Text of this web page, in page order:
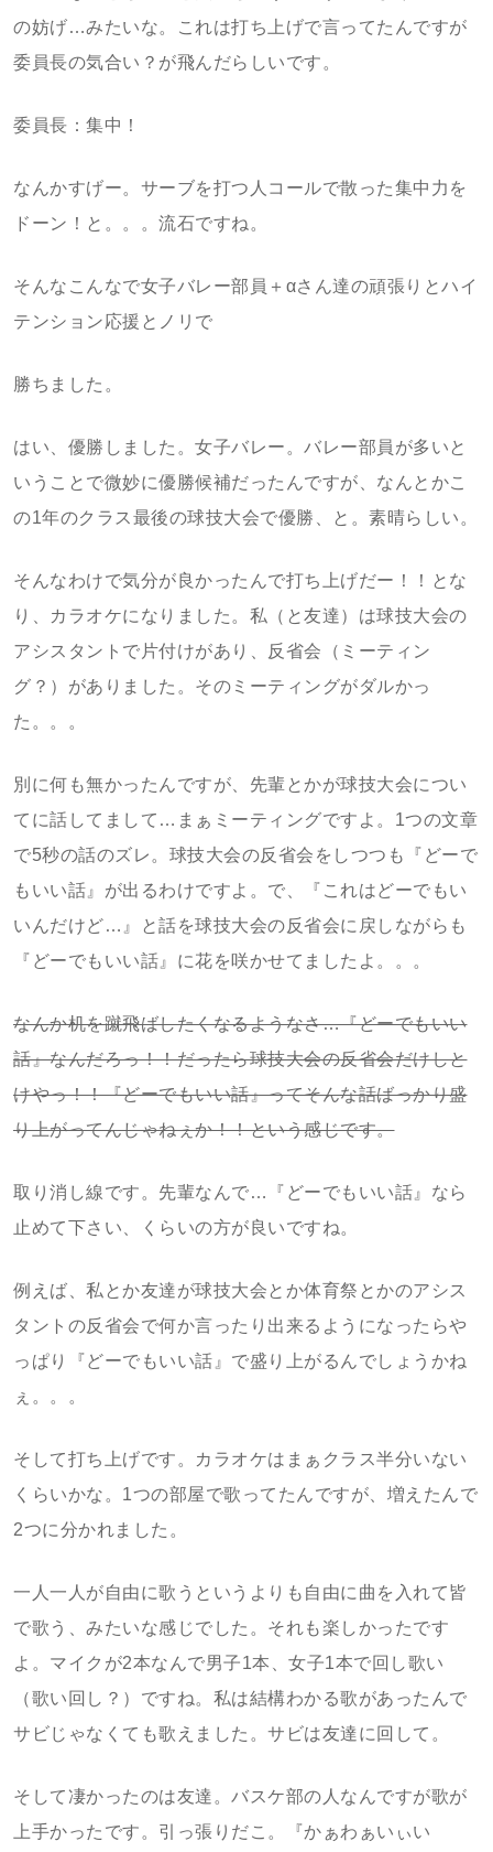
の妨げ…みたいな。これは打ち上げで言ってたんですが
委員長の気合い？が飛んだらしいです。
委員長：集中！
なんかすげー。サーブを打つ人コールで散った集中力を
ドーン！と。。。流石ですね。
そんなこんなで女子バレー部員＋αさん達の頑張りとハイ
テンション応援とノリで
勝ちました。
はい、優勝しました。女子バレー。バレー部員が多いと
いうことで微妙に優勝候補だったんですが、なんとかこ
の1年のクラス最後の球技大会で優勝、と。素晴らしい。
そんなわけで気分が良かったんで打ち上げだー！！とな
り、カラオケになりました。私（と友達）は球技大会の
アシスタントで片付けがあり、反省会（ミーティン
グ？）がありました。そのミーティングがダルかっ
た。。。
別に何も無かったんですが、先輩とかが球技大会につい
てに話してまして…まぁミーティングですよ。1つの文章
で5秒の話のズレ。球技大会の反省会をしつつも『どーで
もいい話』が出るわけですよ。で、『これはどーでもい
いんだけど…』と話を球技大会の反省会に戻しながらも
『どーでもいい話』に花を咲かせてましたよ。。。
なんか机を蹴飛ばしたくなるようなさ…『どーでもいい
話』なんだろっ！！だったら球技大会の反省会だけしと
けやっ！！『どーでもいい話』ってそんな話ばっかり盛
り上がってんじゃねぇか！！という感じです。
取り消し線です。先輩なんで…『どーでもいい話』なら
止めて下さい、くらいの方が良いですね。
例えば、私とか友達が球技大会とか体育祭とかのアシス
タントの反省会で何か言ったり出来るようになったらや
っぱり『どーでもいい話』で盛り上がるんでしょうかね
ぇ。。。
そして打ち上げです。カラオケはまぁクラス半分いない
くらいかな。1つの部屋で歌ってたんですが、増えたんで
2つに分かれました。
一人一人が自由に歌うというよりも自由に曲を入れて皆
で歌う、みたいな感じでした。それも楽しかったです
よ。マイクが2本なんで男子1本、女子1本で回し歌い
（歌い回し？）ですね。私は結構わかる歌があったんで
サビじゃなくても歌えました。サビは友達に回して。
そして凄かったのは友達。バスケ部の人なんですが歌が
上手かったです。引っ張りだこ。『かぁわぁいぃい